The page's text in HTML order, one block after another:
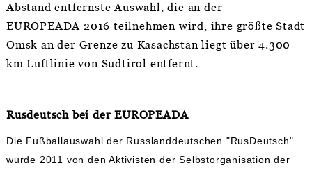
Abstand entfernste Auswahl, die an der
EUROPEADA 2016 teilnehmen wird, ihre größte Stadt
Omsk an der Grenze zu Kasachstan liegt über 4.300
km Luftlinie von Südtirol entfernt.
Rusdeutsch bei der EUROPEADA
Die Fußballauswahl der Russlanddeutschen "RusDeutsch"
wurde 2011 von den Aktivisten der Selbstorganisation der